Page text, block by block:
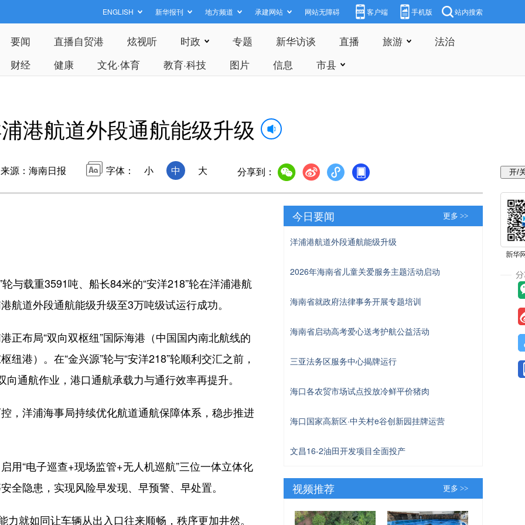
ENGLISH 新华报刊 地方频道 承建网站 网站无障碍 客户端 手机版 站内搜索
要闻 直播自贸港 炫视听 时政 专题 新华访谈 直播 旅游
法治
财经
健康 文化·体育 教育·科技 图片 信息 市县
港航道外段通航能级升级
来源：海南日报 字体： 小 中 大 分享到：
载重3591吨、船长84米的“安洋218”轮在洋浦港航
航道外段通航能级升级至3万吨级试运行成功。
布局“双向双枢纽”国际海港（中国国内南北航线的
港）。在“金兴源”轮与“安洋218”轮顺利交汇之前，
通航作业，港口通航承载力与通行效率再提升。
洋浦海事局持续优化航道通航保障体系，稳步推进
“电子巡查+现场监管+无人机巡航”三位一体立体化
全隐患，实现风险早发现、早预警、早处置。
如同让车辆从出入口往来顺畅，秩序更加井然。
今日要闻 更多 >>
洋浦港航道外段通航能级升级
2026年海南省儿童关爱服务主题活动启动
海南省就政府法律事务开展专题培训
海南省启动高考爱心送考护航公益活动
三亚法务区服务中心揭牌运行
海口各农贸市场试点投放冷鲜平价猪肉
海口国家高新区·中关村e谷创新园挂牌运营
文昌16-2油田开发项目全面投产
视频推荐 更多 >>